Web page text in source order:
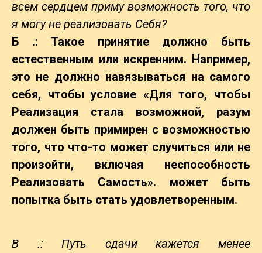
всем сердцем приму возможность того, что
я могу не реализовать Себя?
Б .: Такое принятие должно быть
естественным или искренним. Например,
это не должно навязываться на самого
себя, чтобы условие «Для того, чтобы
Реализация стала возможной, разум
должен быть примирен с возможностью
того, что что-то может случиться или не
произойти, включая неспособность
Реализовать Самость». может быть
попытка быть стать удовлетворенным.
В .: Путь сдачи кажется менее